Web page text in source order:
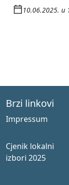
10.06.2025. u
Brzi linkovi
Impressum
Cjenik lokalni
izbori 2025